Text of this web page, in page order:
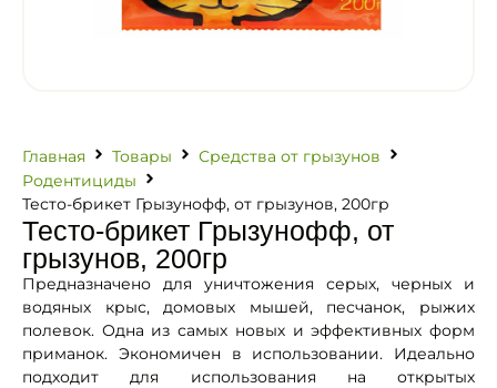
Главная Товары
Средства от грызунов
Родентициды
Тесто-брикет Грызунофф, от грызунов, 200гр
Тесто-брикет Грызунофф, от
грызунов, 200гр
Предназначено для уничтожения серых, черных и
водяных крыс, домовых мышей, песчанок, рыжих
полевок. Одна из самых новых и эффективных форм
приманок. Экономичен в использовании. Идеально
подходит для использования на открытых